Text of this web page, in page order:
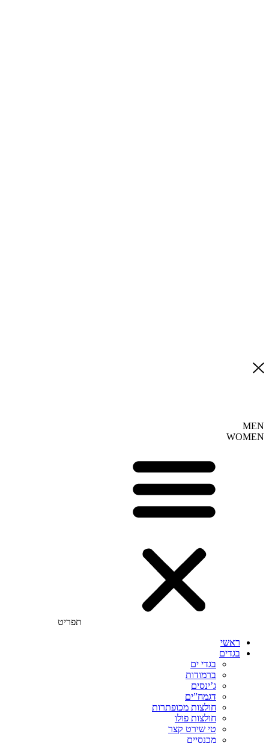
MEN
WOMEN
תפריט
ראשי
בגדים
בגדי ים
ברמודות
ג’ינסים
דגמח”ים
חולצות מכופתרות
חולצות פולו
טי שירט קצר
מכנסיים